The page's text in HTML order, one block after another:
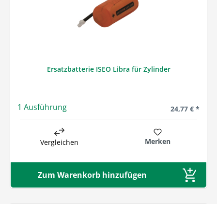
Ersatzbatterie ISEO Libra für Zylinder
1 Ausführung Regulärer
24,77 € *
Vergleichen Merken
Zum Warenkorb hinzufügen